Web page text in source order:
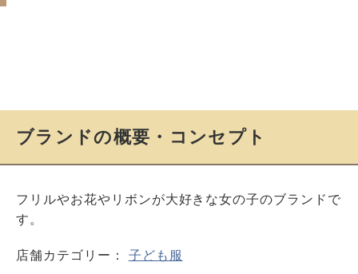
ブランドの概要・コンセプト
フリルやお花やリボンが大好きな女の子のブランドで
す。
店舗カテゴリー： 子ども服